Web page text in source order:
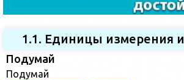
1.1. Единицы измерения
Подумай
Подумай